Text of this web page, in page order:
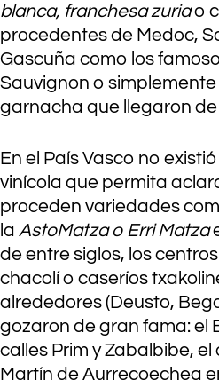
blanca, franchesa zuriao
procedentes de Medoc,
Gascuña como los
Sauvignon o
garnacha que llegaron de
En el País Vasco no
vinícola que permita
proceden variedades
la AstoMatza o Erri Matza
de entre siglos, los
chacolí o caseríos
alrededores (Deusto,
gozaron de gran fama: el
calles Prim y Zabalbibe,
Martín de Aurrecoechea